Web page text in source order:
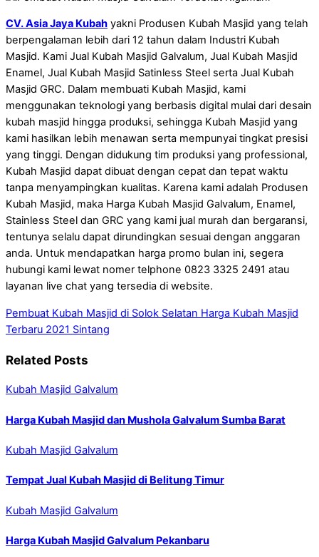
CV. Asia Jaya Kubah yakni Produsen Kubah Masjid yang telah
berpengalaman lebih dari 12 tahun dalam Industri Kubah
Masjid. Kami Jual Kubah Masjid Galvalum, Jual Kubah Masjid
Enamel, Jual Kubah Masjid Satinless Steel serta Jual Kubah
Masjid GRC. Dalam membuati Kubah Masjid, kami
menggunakan teknologi yang berbasis digital mulai dari desain
kubah masjid hingga produksi, sehingga Kubah Masjid yang
kami hasilkan lebih menawan serta mempunyai tingkat presisi
yang tinggi. Dengan didukung tim produksi yang professional,
Kubah Masjid dapat dibuat dengan cepat dan tepat waktu
tanpa menyampingkan kualitas. Karena kami adalah Produsen
Kubah Masjid, maka Harga Kubah Masjid Galvalum, Enamel,
Stainless Steel dan GRC yang kami jual murah dan bergaransi,
tentunya selalu dapat dirundingkan sesuai dengan anggaran
anda. Untuk mendapatkan harga promo bulan ini, segera
hubungi kami lewat nomer telphone 0823 3325 2491 atau
layanan live chat yang tersedia di website.
Pembuat Kubah Masjid di Solok Selatan Harga Kubah Masjid
Terbaru 2021 Sintang
Related Posts
Kubah Masjid Galvalum
Harga Kubah Masjid dan Mushola Galvalum Sumba Barat
Kubah Masjid Galvalum
Tempat Jual Kubah Masjid di Belitung Timur
Kubah Masjid Galvalum
Harga Kubah Masjid Galvalum Pekanbaru